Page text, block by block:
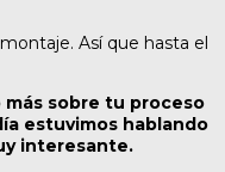
Así que hasta el
más sobre tu proceso
estuvimos hablando
interesante.